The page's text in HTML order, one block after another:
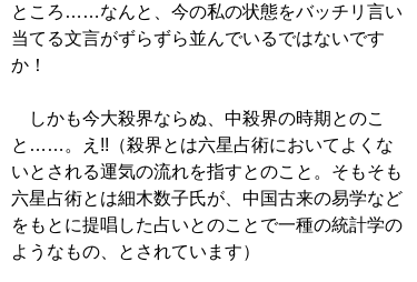
ところ……なんと、今の私の状態をバッチリ言い
当てる文言がずらずら並んでいるではないです
か！
しかも今大殺界ならぬ、中殺界の時期とのこ
と……。え!!（殺界とは六星占術においてよくな
いとされる運気の流れを指すとのこと。そもそも
六星占術とは細木数子氏が、中国古来の易学など
をもとに提唱した占いとのことで一種の統計学の
ようなもの、とされています）